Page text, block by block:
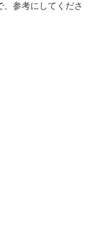
参考にしてくださ